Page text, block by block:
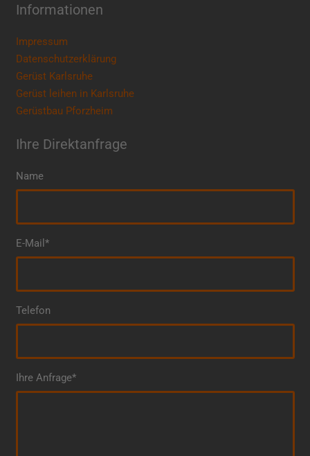
Informationen
Impressum
Datenschutzerklärung
Gerüst Karlsruhe
Gerüst leihen in Karlsruhe
Gerüstbau Pforzheim
Ihre Direktanfrage
Name
E-Mail*
Telefon
Ihre Anfrage*